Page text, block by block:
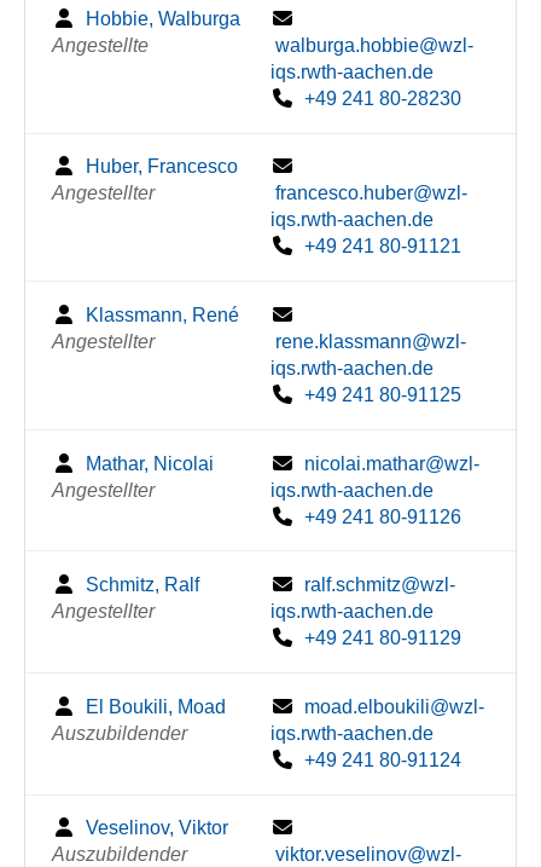
Hobbie, Walburga
Angestellte
walburga.hobbie@wzl-
iqs.rwth-aachen.de
+49 241 80-28230
Huber, Francesco
Angestellter
francesco.huber@wzl-
iqs.rwth-aachen.de
+49 241 80-91121
Klassmann, René
Angestellter
rene.klassmann@wzl-
iqs.rwth-aachen.de
+49 241 80-91125
Mathar, Nicolai
Angestellter
nicolai.mathar@wzl-
iqs.rwth-aachen.de
+49 241 80-91126
Schmitz, Ralf
Angestellter
ralf.schmitz@wzl-
iqs.rwth-aachen.de
+49 241 80-91129
El Boukili, Moad
Auszubildender
moad.elboukili@wzl-
iqs.rwth-aachen.de
+49 241 80-91124
Veselinov, Viktor
Auszubildender
viktor.veselinov@wzl-